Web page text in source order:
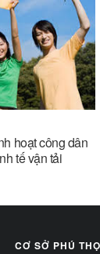
hoạt công dân
tế vận tải
CƠ SỞ PHÚ THỌ